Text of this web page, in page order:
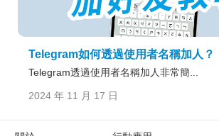
Telegram如何透過使用者名稱加人？
Telegram透過使用者名稱加人非常簡...
2024 年 11 月 17 日